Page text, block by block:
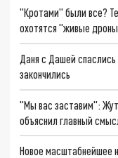
"Кротами" были все?
охотятся "живые
Даня с Дашей
закончились
"Мы вас заставим":
объяснил главный
Новое масштабнейшее